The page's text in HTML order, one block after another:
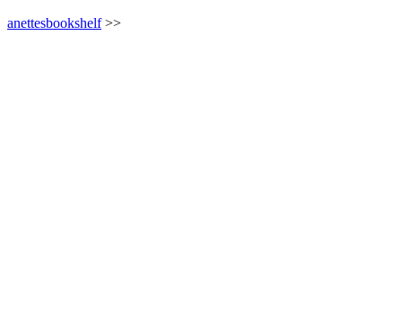
anettesbookshelf>>